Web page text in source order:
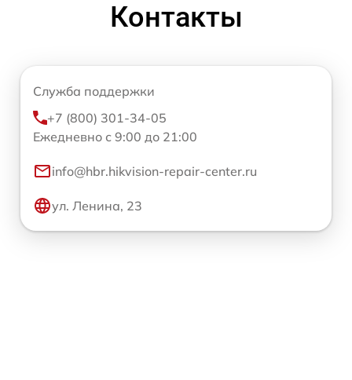
Контакты
Служба поддержки
+7 (800) 301-34-05
Ежедневно с 9:00 до 21:00
info@hbr.hikvision-repair-center.ru
ул. Ленина, 23